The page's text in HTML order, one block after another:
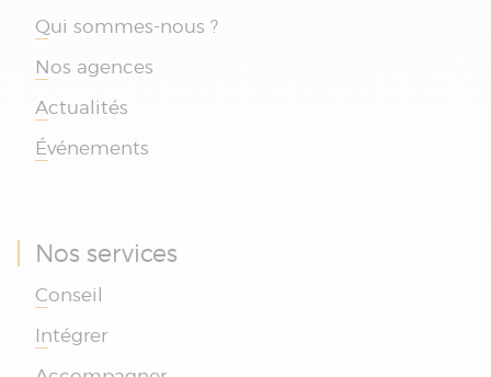
Qui sommes-nous ?
Nos agences
Actualités
Événements
Nos services
Conseil
Intégrer